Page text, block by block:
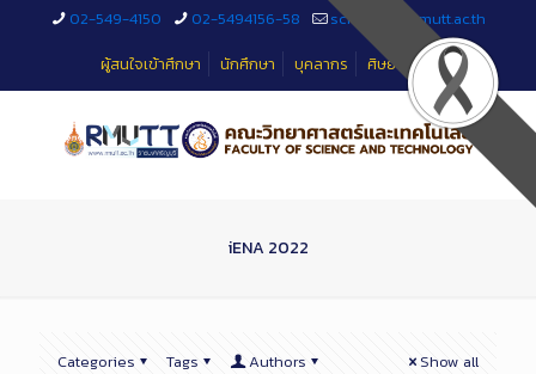
02-549-4150 02-5494156-58
sciteched@rmutt.ac.th
ผู้สนใจเข้าศึกษา
นักศึกษา บุคลากร ศิษย์เก่า
iENA 2022
Categories Tags Authors Show all